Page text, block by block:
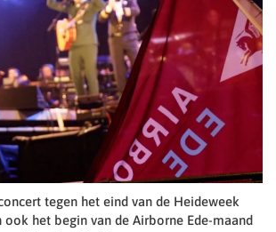
tegen het eind van de Heideweek
het begin van de Airborne Ede-maand